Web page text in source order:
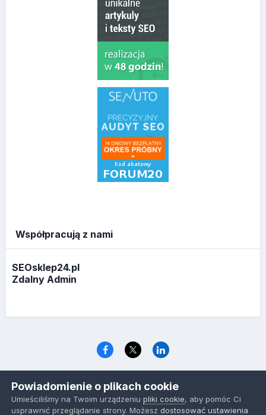
Współpracują z nami
SEOsklep24.pl
Zdalny Admin
www.optymalizacja.com
Powered by Invision Community
Powiadomienie o plikach cookie
Umieściliśmy na Twoim urządzeniupliki cookie, aby pomóc Ci
usprawnić przeglądanie strony. Możeszdostosować ustawienia